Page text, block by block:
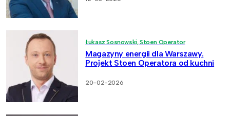
Łukasz Sosnowski, Stoen Operator
Magazyny energii dla Warszawy.
Projekt Stoen Operatora od kuchni
20-02-2026